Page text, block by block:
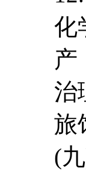
化
产
治
旅
(